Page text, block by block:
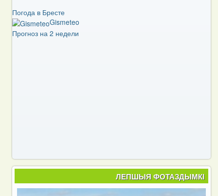
Погода в Бресте
Gismeteo
Прогноз на 2 недели
ЛЕПШЫЯ ФОТАЗДЫМКІ